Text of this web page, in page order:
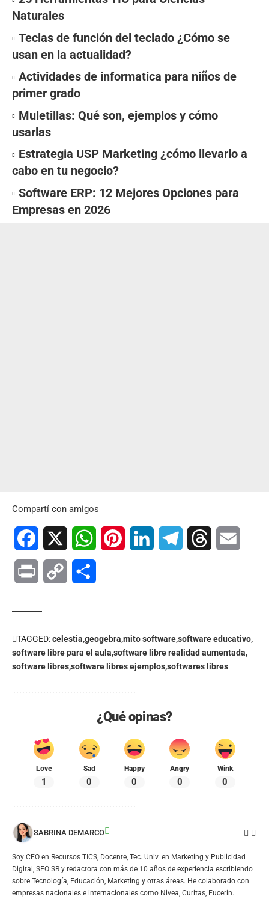
Naturales
Teclas de función del teclado ¿Cómo se
usan en la actualidad?
Actividades de informatica para niños de
primer grado
Muletillas: Qué son, ejemplos y cómo
usarlas
Estrategia USP Marketing ¿cómo llevarlo a
cabo en tu negocio?
Software ERP: 12 Mejores Opciones para
Empresas en 2026
Compartí con amigos
Facebook WhatsAppPinterest LinkedIn TelegramThreads
Print Copy
TAGGED:celestia geogebra mito softwaresoftware educativo
software libre para el aula software libre realidad aumentada
software libressoftware libres ejemplossoftwares libres
¿Qué opinas?
Love
1
Sad
0
Happy
0
Angry
0
Wink
0
SABRINA DEMARCO
Soy CEO en Recursos TICS, Docente, Tec. Univ. en Marketing y Publicidad
Digital, SEO SR y redactora con más de 10 años de experiencia escribiendo
sobre Tecnología, Educación, Marketing y otras áreas. He colaborado con
empresas nacionales e internacionales como Nivea, Curitas, Eucerin.